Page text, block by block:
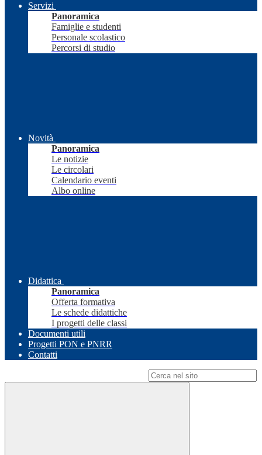
Servizi
Panoramica
Famiglie e studenti
Personale scolastico
Percorsi di studio
Novità
Panoramica
Le notizie
Le circolari
Calendario eventi
Albo online
Didattica
Panoramica
Offerta formativa
Le schede didattiche
I progetti delle classi
Documenti utili
Progetti PON e PNRR
Contatti